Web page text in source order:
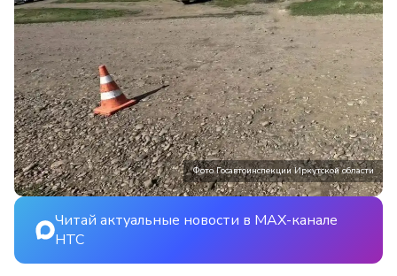
Фото Госавтоинспекции Иркутской области
Читай актуальные новости в MAX-канале
НТС